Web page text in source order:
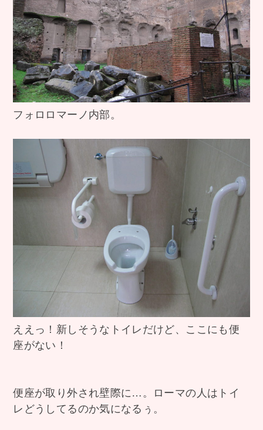
フォロロマーノ内部。
ええっ！新しそうなトイレだけど、ここにも便
座がない！
便座が取り外され壁際に…。ローマの人はトイ
レどうしてるのか気になるぅ。